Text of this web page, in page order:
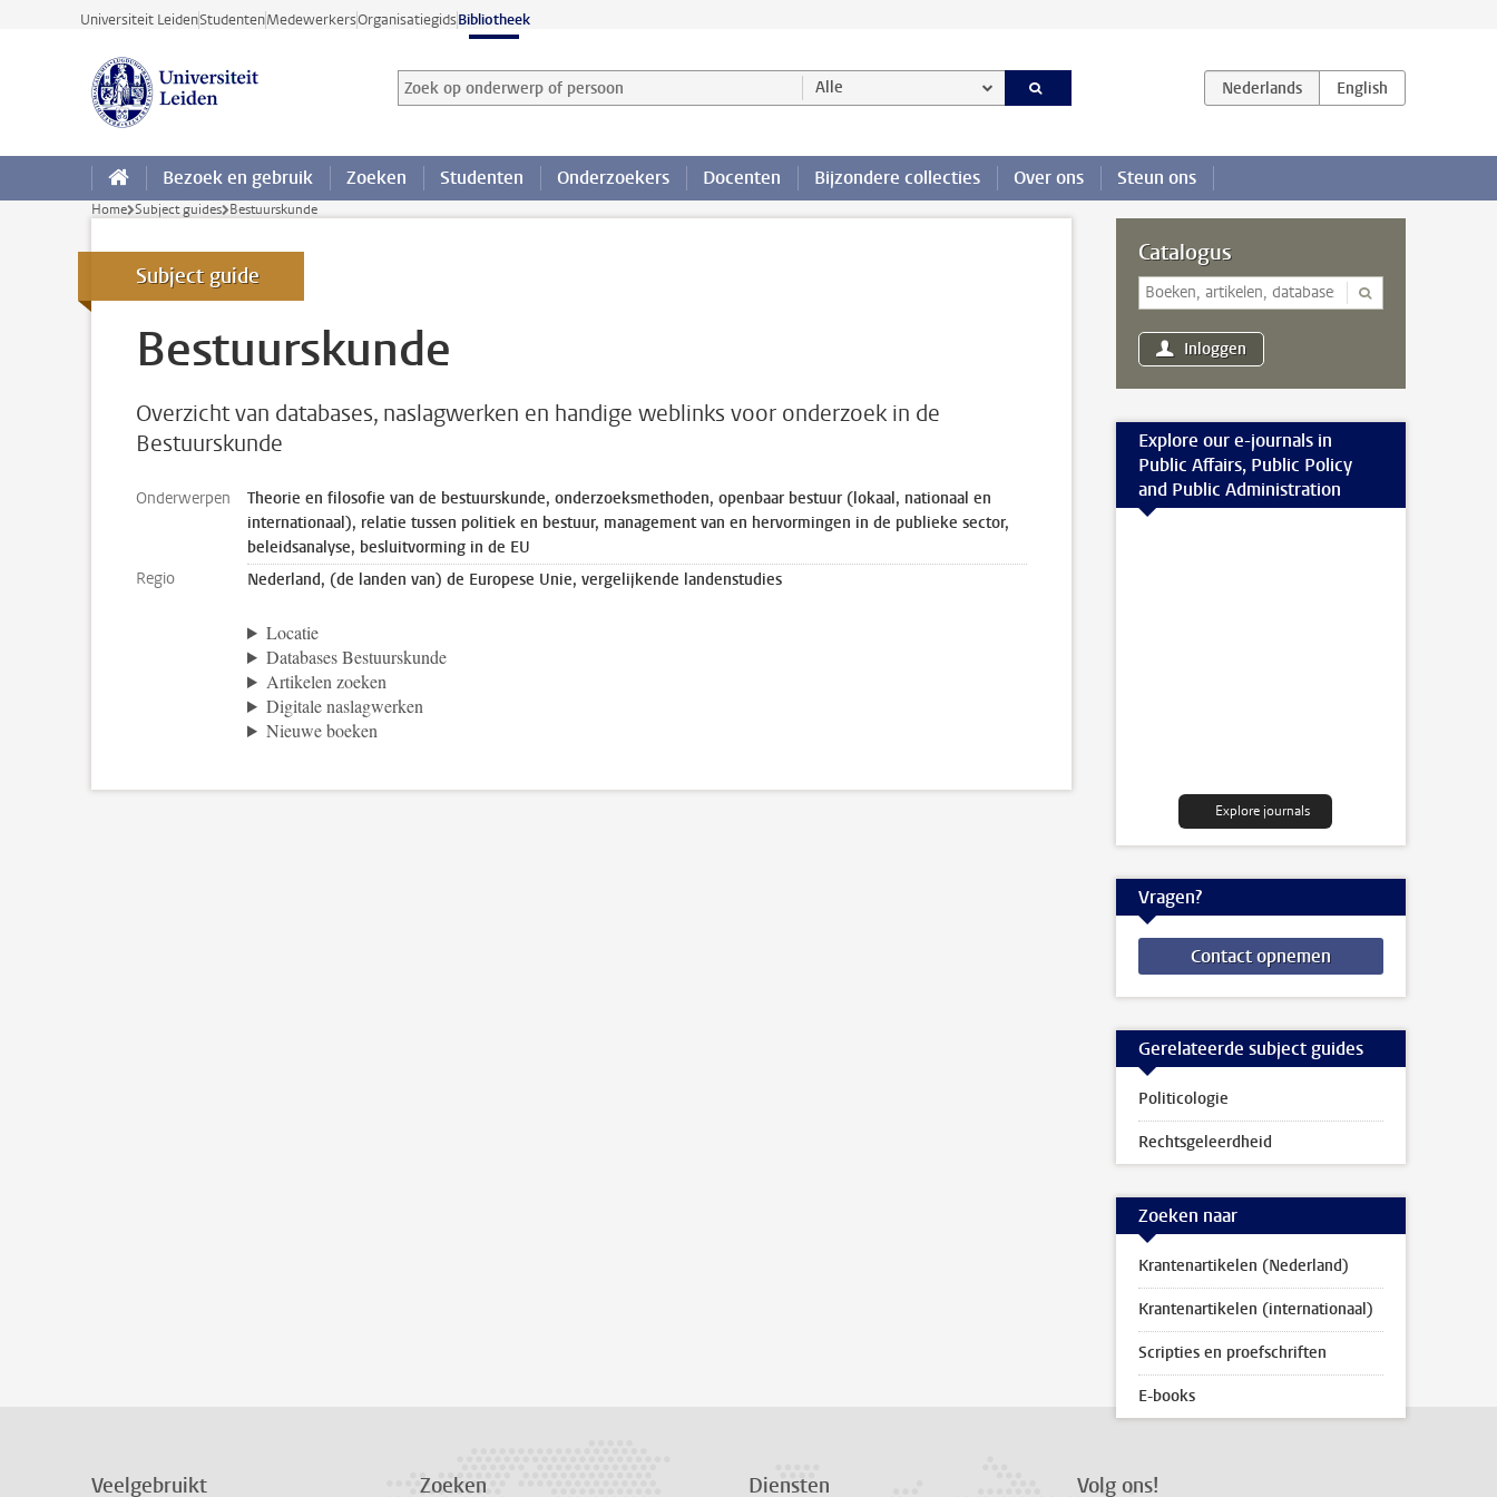
Ga direct naar de inhoud
Universiteit LeidenStudentenMedewerkersOrganisatiegidsBibliotheek
Zoek op onderwerp of persoon en selecteer categorie
Zoekterm Alle
Bezoek en gebruik Zoeken Studenten Onderzoekers Docenten Bijzondere collecties Over ons Steun ons
Home Subject guides Bestuurskunde
Subject guide
Bestuurskunde
Overzicht van databases, naslagwerken en handige weblinks voor onderzoek in de
Bestuurskunde
Onderwerpen
Theorie en filosofie van de bestuurskunde, onderzoeksmethoden, openbaar bestuur (lokaal, nationaal en
internationaal), relatie tussen politiek en bestuur, management van en hervormingen in de publieke sector,
beleidsanalyse, besluitvorming in de EU
Regio
Nederland, (de landen van) de Europese Unie, vergelijkende landenstudies
Locatie
Databases Bestuurskunde
Artikelen zoeken
Digitale naslagwerken
Nieuwe boeken
Catalogus
Inloggen
Explore our e-journals in
Public Affairs, Public Policy
and Public Administration
Explore journals
Vragen?
Contact opnemen
Gerelateerde subject guides
Politicologie
Rechtsgeleerdheid
Zoeken naar
Krantenartikelen (Nederland)
Krantenartikelen (internationaal)
Scripties en proefschriften
E-books
Veelgebruikt Zoeken Diensten Volg ons!